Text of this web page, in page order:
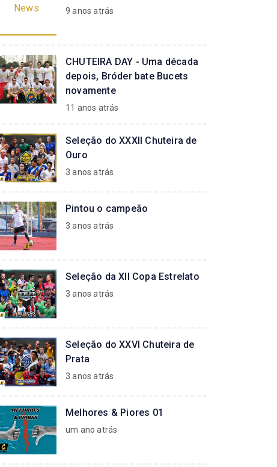
News
9 anos atrás
CHUTEIRA DAY - Uma década
depois, Bróder bate Bucets
novamente
11 anos atrás
Seleção do XXXII Chuteira de
Ouro
3 anos atrás
Pintou o campeão
3 anos atrás
Seleção da XII Copa Estrelato
3 anos atrás
Seleção do XXVI Chuteira de
Prata
3 anos atrás
Melhores & Piores 01
um ano atrás